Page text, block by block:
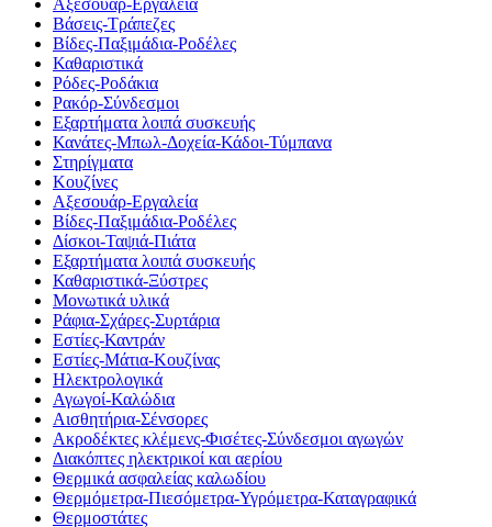
Αξεσουάρ-Εργαλεία
Βάσεις-Τράπεζες
Βίδες-Παξιμάδια-Ροδέλες
Καθαριστικά
Ρόδες-Ροδάκια
Ρακόρ-Σύνδεσμοι
Εξαρτήματα λοιπά συσκευής
Κανάτες-Μπωλ-Δοχεία-Κάδοι-Τύμπανα
Στηρίγματα
Κουζίνες
Αξεσουάρ-Εργαλεία
Βίδες-Παξιμάδια-Ροδέλες
Δίσκοι-Ταψιά-Πιάτα
Εξαρτήματα λοιπά συσκευής
Καθαριστικά-Ξύστρες
Μονωτικά υλικά
Ράφια-Σχάρες-Συρτάρια
Εστίες-Καντράν
Εστίες-Μάτια-Κουζίνας
Ηλεκτρολογικά
Αγωγοί-Καλώδια
Αισθητήρια-Σένσορες
Ακροδέκτες κλέμενς-Φισέτες-Σύνδεσμοι αγωγών
Διακόπτες ηλεκτρικοί και αερίου
Θερμικά ασφαλείας καλωδίου
Θερμόμετρα-Πιεσόμετρα-Υγρόμετρα-Καταγραφικά
Θερμοστάτες